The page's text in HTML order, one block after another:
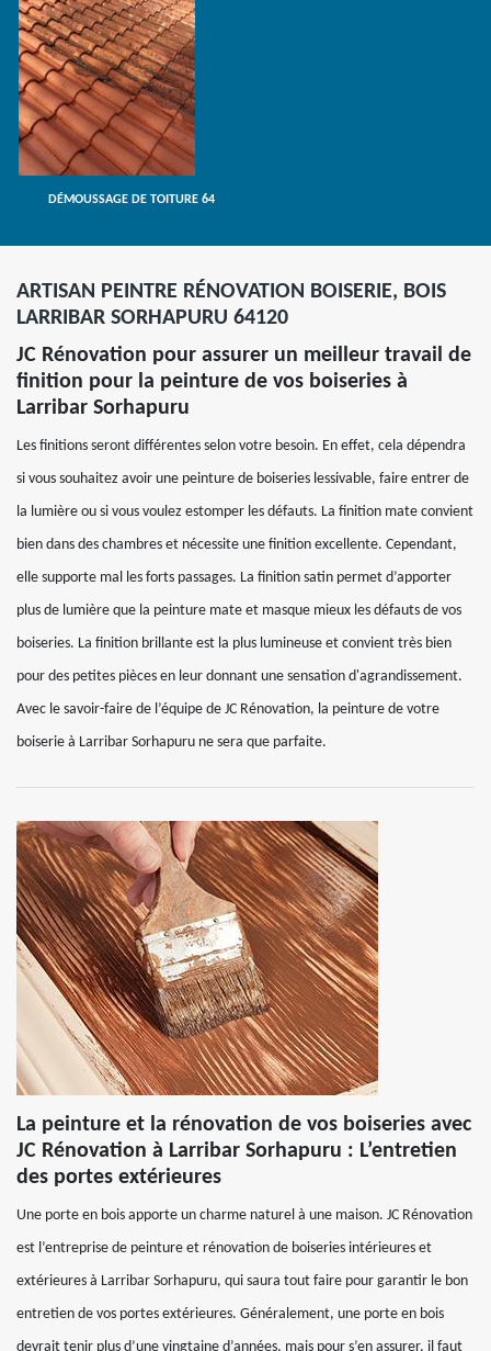
DÉMOUSSAGE DE TOITURE 64
ARTISAN PEINTRE RÉNOVATION BOISERIE, BOIS
LARRIBAR SORHAPURU 64120
JC Rénovation pour assurer un meilleur travail de
finition pour la peinture de vos boiseries à
Larribar Sorhapuru
Les finitions seront différentes selon votre besoin. En effet, cela dépendra
si vous souhaitez avoir une peinture de boiseries lessivable, faire entrer de
la lumière ou si vous voulez estomper les défauts. La finition mate convient
bien dans des chambres et nécessite une finition excellente. Cependant,
elle supporte mal les forts passages. La finition satin permet d’apporter
plus de lumière que la peinture mate et masque mieux les défauts de vos
boiseries. La finition brillante est la plus lumineuse et convient très bien
pour des petites pièces en leur donnant une sensation d'agrandissement.
Avec le savoir-faire de l’équipe de JC Rénovation, la peinture de votre
boiserie à Larribar Sorhapuru ne sera que parfaite.
La peinture et la rénovation de vos boiseries avec
JC Rénovation à Larribar Sorhapuru : L’entretien
des portes extérieures
Une porte en bois apporte un charme naturel à une maison. JC Rénovation
est l’entreprise de peinture et rénovation de boiseries intérieures et
extérieures à Larribar Sorhapuru, qui saura tout faire pour garantir le bon
entretien de vos portes extérieures. Généralement, une porte en bois
devrait tenir plus d’une vingtaine d’années, mais pour s’en assurer, il faut